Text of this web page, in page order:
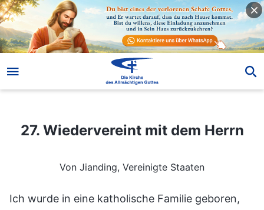
27. Wiedervereint mit dem Herrn
27. Wiedervereint mit dem Herrn
Von Jianding, Vereinigte Staaten
Ich wurde in eine katholische Familie geboren,